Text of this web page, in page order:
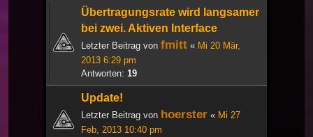
Übertragungsrate wird langsamer
bei zwei. Aktiven Interface
Letzter Beitrag von fmitt « Mi 20 Mär,
2013 6:29 pm
Antworten: 19
Update!
Letzter Beitrag von hoerster « Mi 27
Feb, 2013 10:40 pm